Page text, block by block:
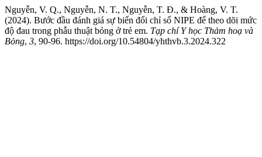
Nguyễn, V. Q., Nguyễn, N. T., Nguyễn, T. Đ., & Hoàng, V. T.
(2024). Bước đầu đánh giá sự biến đổi chỉ số NIPE để theo dõi mức
độ đau trong phẫu thuật bỏng ở trẻ em. Tạp chí Y học Thảm hoạ và
Bỏng, 3, 90-96. https://doi.org/10.54804/yhthvb.3.2024.322